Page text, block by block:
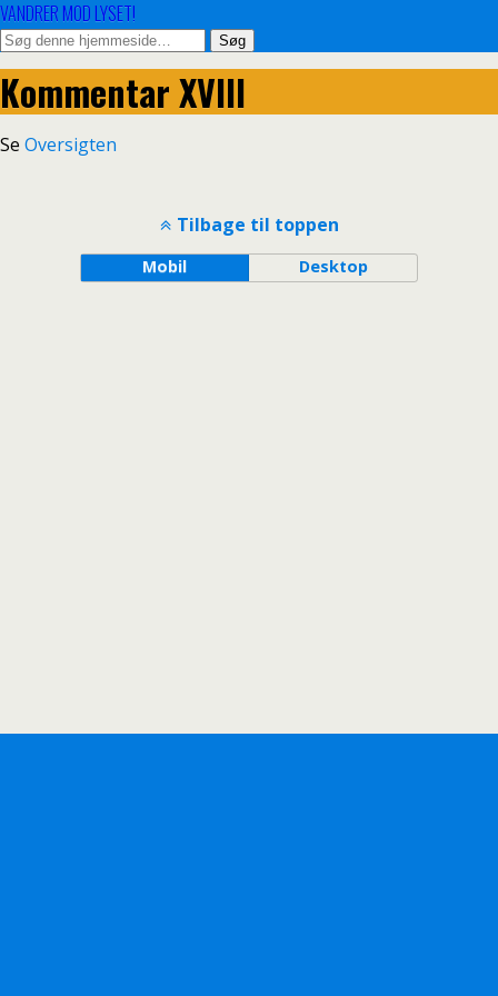
VANDRER MOD LYSET!
Kommentar XVIII
Se Oversigten
Tilbage til toppen
Mobil Desktop